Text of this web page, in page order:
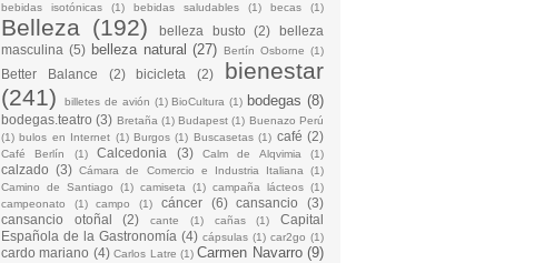
bebidas isotónicas (1) bebidas saludables (1) becas (1)
Belleza (192) belleza busto (2)
belleza
masculina (5) belleza natural (27) Bertín Osborne (1)
Better Balance (2) bicicleta (2)
bienestar
(241)
billetes de avión (1) BioCultura (1) bodegas (8)
bodegas.teatro (3) Bretaña (1) Budapest (1) Buenazo Perú
(1) bulos en Internet (1) Burgos (1) Buscasetas (1) café (2)
Café Berlín (1) Calcedonia (3) Calm de Alqvimia (1)
calzado (3) Cámara de Comercio e Industria Italiana (1)
Camino de Santiago
(1) camiseta (1) campaña lácteos (1)
campeonato
(1) campo (1) cáncer (6) cansancio
(3)
cansancio otoñal
(2) cante (1) cañas (1)
Capital
Española de la Gastronomía (4) cápsulas (1) car2go (1)
cardo mariano (4) Carlos Latre (1) Carmen Navarro (9)